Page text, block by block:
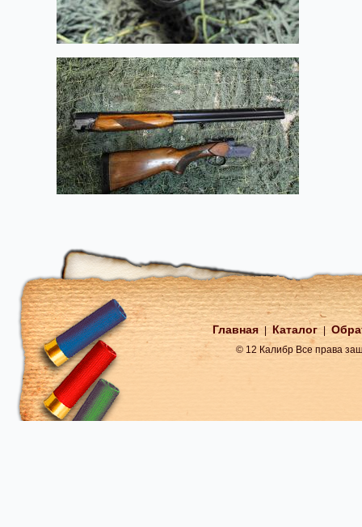
Главная Каталог
© 12 Калибр Все права